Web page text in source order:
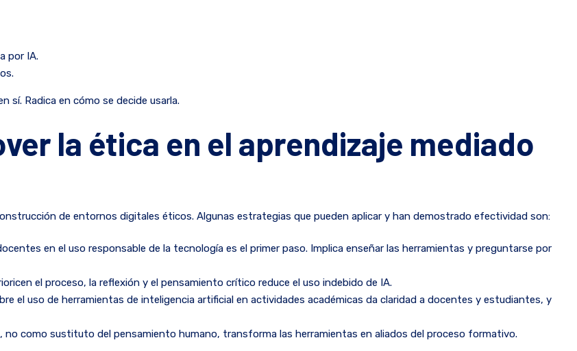
por IA.
sí. Radica en cómo se decide usarla.
la ética en el aprendizaje mediado
de entornos digitales éticos. Algunas estrategias que pueden aplicar y han demostrado efectividad son:
en el uso responsable de la tecnología es el primer paso. Implica enseñar las herramientas y preguntarse por
el proceso, la reflexión y el pensamiento crítico reduce el uso indebido de IA.
el uso de herramientas de inteligencia artificial en actividades académicas da claridad a docentes y estudiantes, y
no como sustituto del pensamiento humano, transforma las herramientas en aliados del proceso formativo.